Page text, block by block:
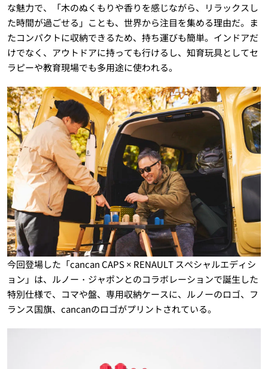
な魅力で、「木のぬくもりや香りを感じながら、リラックスし
た時間が過ごせる」ことも、世界から注目を集める理由だ。ま
たコンパクトに収納できるため、持ち運びも簡単。インドアだ
けでなく、アウトドアに持っても行けるし、知育玩具としてセ
ラピーや教育現場でも多用途に使われる。
今回登場した「cancan CAPS × RENAULT スぺシャルエディシ
ョン」は、ルノー・ジャポンとのコラボレーションで誕生した
特別仕様で、コマや盤、専用収納ケースに、ルノーのロゴ、フ
ランス国旗、cancanのロゴがプリントされている。